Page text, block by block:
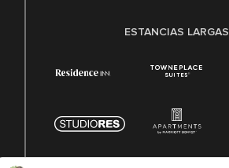
ESTANCIAS LARGAS